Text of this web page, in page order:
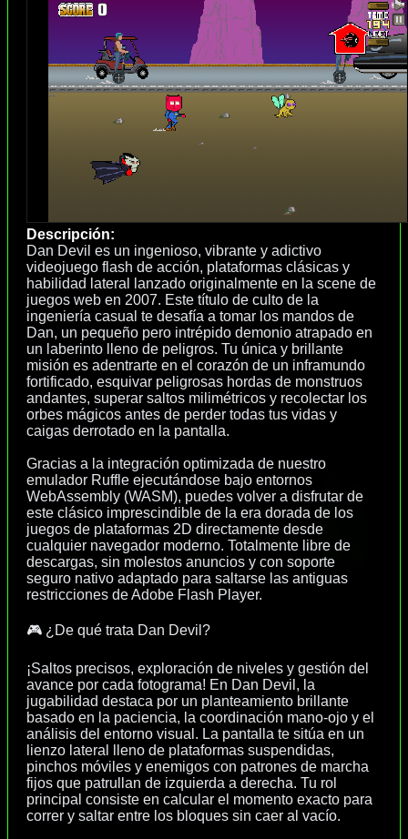
Descripción:
Dan Devil es un ingenioso, vibrante y adictivo
videojuego flash de acción, plataformas clásicas y
habilidad lateral lanzado originalmente en la scene de
juegos web en 2007. Este título de culto de la
ingeniería casual te desafía a tomar los mandos de
Dan, un pequeño pero intrépido demonio atrapado en
un laberinto lleno de peligros. Tu única y brillante
misión es adentrarte en el corazón de un inframundo
fortificado, esquivar peligrosas hordas de monstruos
andantes, superar saltos milimétricos y recolectar los
orbes mágicos antes de perder todas tus vidas y
caigas derrotado en la pantalla.
Gracias a la integración optimizada de nuestro
emulador Ruffle ejecutándose bajo entornos
WebAssembly (WASM), puedes volver a disfrutar de
este clásico imprescindible de la era dorada de los
juegos de plataformas 2D directamente desde
cualquier navegador moderno. Totalmente libre de
descargas, sin molestos anuncios y con soporte
seguro nativo adaptado para saltarse las antiguas
restricciones de Adobe Flash Player.
🎮 ¿De qué trata Dan Devil?
¡Saltos precisos, exploración de niveles y gestión del
avance por cada fotograma! En Dan Devil, la
jugabilidad destaca por un planteamiento brillante
basado en la paciencia, la coordinación mano-ojo y el
análisis del entorno visual. La pantalla te sitúa en un
lienzo lateral lleno de plataformas suspendidas,
pinchos móviles y enemigos con patrones de marcha
fijos que patrullan de izquierda a derecha. Tu rol
principal consiste en calcular el momento exacto para
correr y saltar entre los bloques sin caer al vacío.